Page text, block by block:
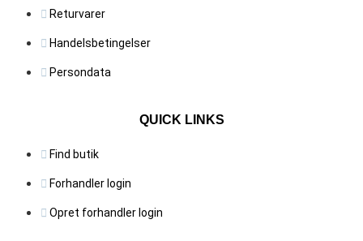
Returvarer
Handelsbetingelser
Persondata
QUICK LINKS
Find butik
Forhandler login
Opret forhandler login